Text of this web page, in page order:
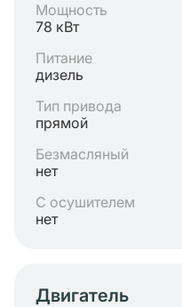
Мощность
78 кВт
Питание
дизель
Тип привода
прямой
Безмасляный
нет
С осушителем
нет
Двигатель